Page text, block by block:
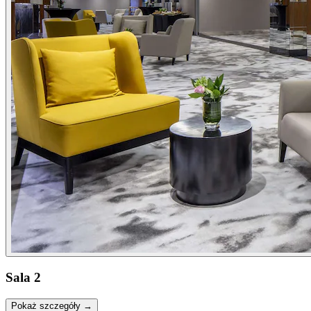
Sala 2
Pokaż szczegóły →